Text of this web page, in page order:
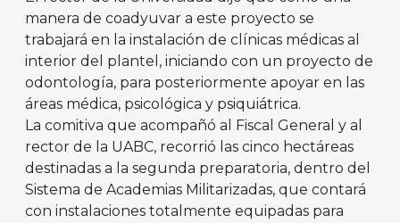
manera de coadyuvar a este proyecto se
trabajará en la instalación de clínicas médicas al
interior del plantel, iniciando con un proyecto de
odontología, para posteriormente apoyar en las
áreas médica, psicológica y psiquiátrica.
La comitiva que acompañó al Fiscal General y al
rector de la UABC, recorrió las cinco hectáreas
destinadas a la segunda preparatoria, dentro del
Sistema de Academias Militarizadas, que contará
con instalaciones totalmente equipadas para